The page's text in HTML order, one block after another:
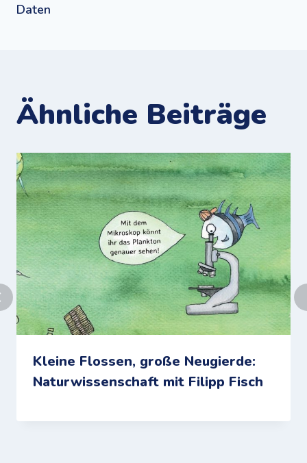
Daten
Ähnliche Beiträge
Kleine Flossen, große Neugierde:
Naturwissenschaft mit Filipp Fisch